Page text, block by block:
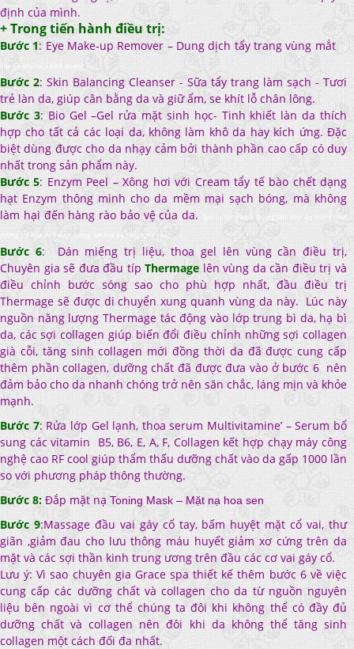
định của mình.
+ Trong tiến hành điều trị:
Bước 1: Eye Make-up Remover – Dung dịch tẩy trang vùng mắt tre
hoa da sieu toc o binh duong
Bước 2: Skin Balancing Cleanser - Sữa tẩy trang làm sạch - Tươi
trẻ làn da, giúp cân bằng da và giữ ẩm, se khít lỗ chân lông.
Bước 3: Bio Gel –Gel rửa mặt sinh học- Tinh khiết làn da thích
hợp cho tất cả các loại da, không làm khô da hay kích ứng. Đặc
biệt dùng được cho da nhạy cảm bởi thành phần cao cấp có duy
nhất trong sản phẩm này.
Bước 5: Enzym Peel – Xông hơi với Cream tẩy tế bào chết dạng
hạt Enzym thông minh cho da mềm mại sạch bóng, mà không
làm hại đến hàng rào bảo vệ của da.
Spa uy tin o binh duong, làm đep da mặt ở bình
dương, trẻ hóa da ở bình dương, trẻ hóa da công nghệ cao
Bước 6: Dán miếng trị liệu, thoa gel lên vùng cần điều trị,
Chuyên gia sẽ đưa đầu típThermage lên vùng da cần điều trị và
điều chỉnh bước sóng sao cho phù hợp nhất, đầu điều trị
Thermage sẽ được di chuyển xung quanh vùng da này. Lúc này
nguồn năng lượng Thermage tác động vào lớp trung bì da, hạ bì
da, các sợi collagen giúp biến đổi điều chỉnh những sợi collagen
già cỗi, tăng sinh collagen mới đồng thời da đã được cung cấp
thêm phần collagen, dưỡng chất đã được đưa vào ở bước 6 nên
đảm bảo cho da nhanh chóng trở nên săn chắc, láng mịn và khỏe
mạnh.
Bước 7:Rửa lớp Gel lạnh, thoa serum Multivitamine’ – Serum bổ
sung các vitamin B5, B6, E, A, F, Collagen kết hợp chạy máy công
nghệ cao RF cool giúp thẩm thấu dưỡng chất vào da gấp 1000 lần
so với phương pháp thông thường.
Bước 8: Đắp mặt nạ Toning Mask – Mặt nạ hoa sen
Bước 9:Massage đầu vai gáy cổ tay, bấm huyệt mặt cổ vai, thư
giãn ,giảm đau cho lưu thông máu huyết giảm xơ cứng trên da
mặt và các sợi thần kinh trung ương trên đầu các cơ vai gáy cổ.
Lưu ý: Vì sao chuyên gia Grace spa thiết kế thêm bước 6 về việc
cung cấp các dưỡng chất và collagen cho da từ nguồn nguyên
liệu bên ngoài vì cơ thể chúng ta đôi khi không thể có đầy đủ
dưỡng chất và collagen nên đôi khi da không thể tăng sinh
collagen một cách đối đa nhất.